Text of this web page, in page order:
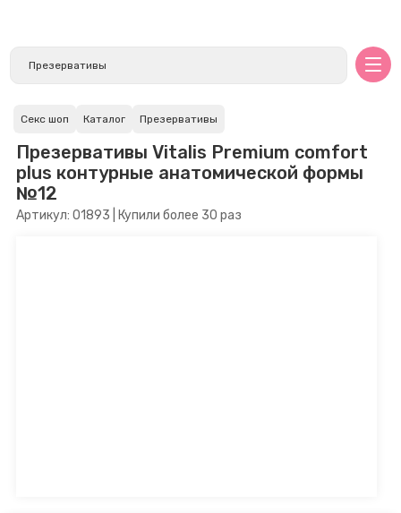
Секс шоп Каталог Презервативы
Презервативы Vitalis Premium comfort
plus контурные анатомической формы
№12
Артикул: 01893 | Купили более 30 раз